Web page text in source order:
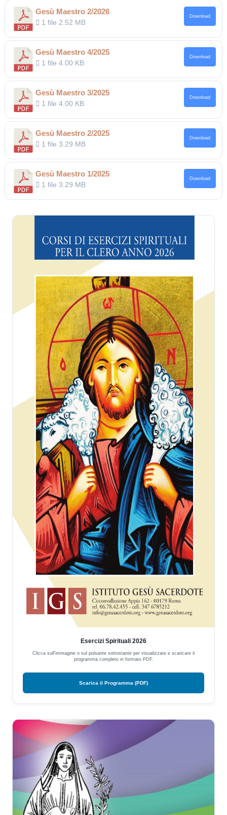
Gesù Maestro 2/2026
1 file 2.52 MB
Download
Gesù Maestro 4/2025
1 file4.00 KB
Download
Gesù Maestro 3/2025
1 file4.00 KB
Download
Gesù Maestro 2/2025
1 file3.29 MB
Download
Gesù Maestro 1/2025
1 file3.29 MB
Download
Esercizi Spirituali 2026
Clicca sull'immagine o sul pulsante sottostante per visualizzare e scaricare il
programma completo in formato PDF.
Scarica il Programma (PDF)